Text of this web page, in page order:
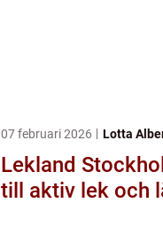
07 februari 2026 Lotta
Lekland
till aktiv lek och